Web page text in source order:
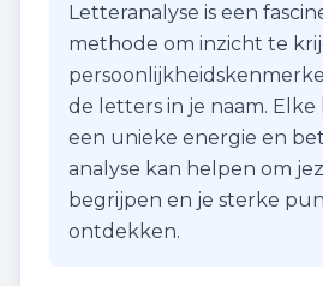
Letteranalyse is een
methode om inzicht te
de letters in je naam.
een unieke energie en
analyse kan helpen om
begrijpen en je sterke
ontdekken.